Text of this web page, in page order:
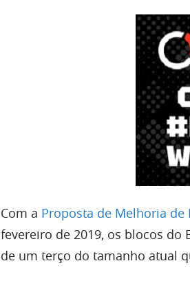
Com a Proposta de Melhoria de
fevereiro de 2019, os blocos do
de um terço do tamanho atual